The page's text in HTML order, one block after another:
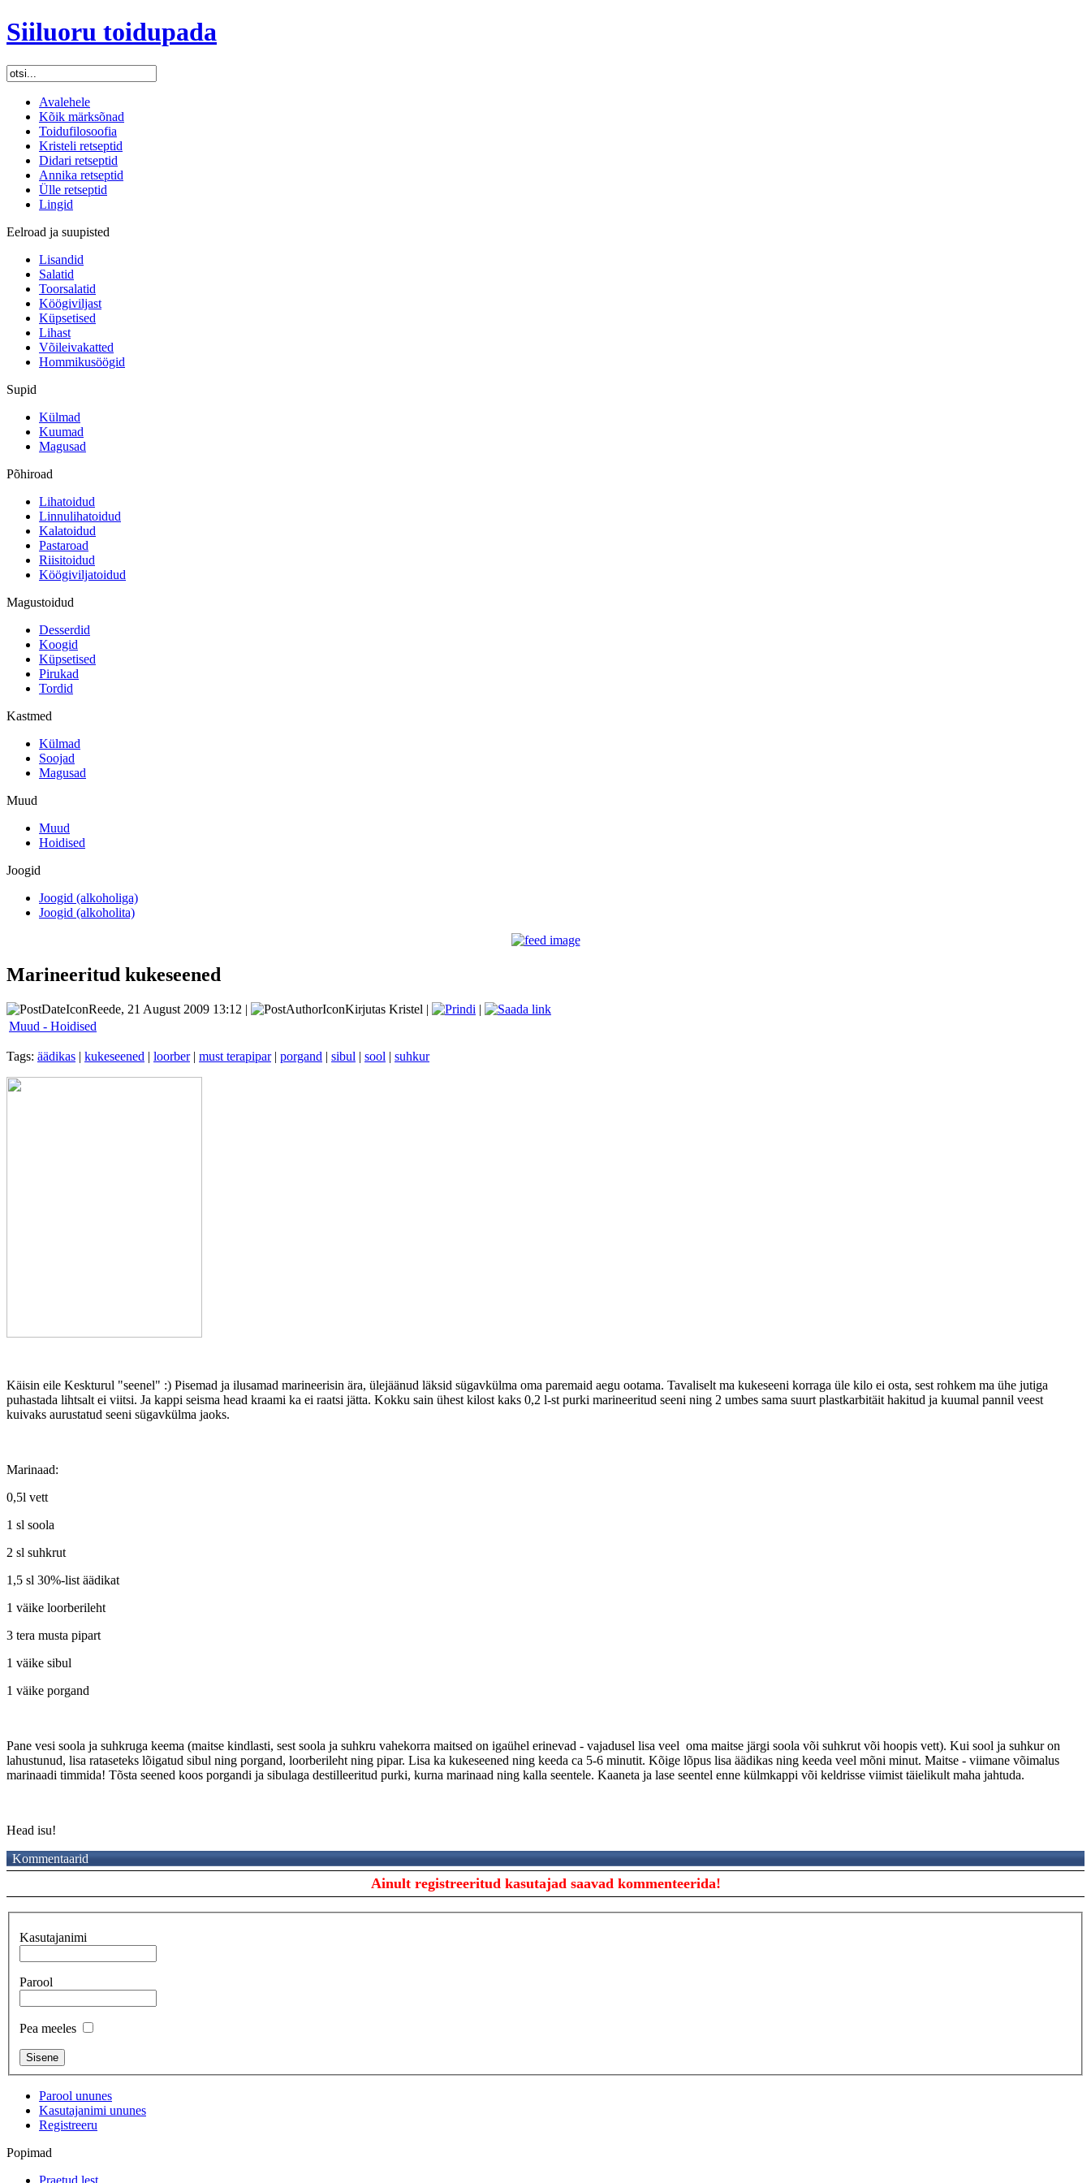
Siiluoru toidupada
Avalehele
Kõik märksõnad
Toidufilosoofia
Kristeli retseptid
Didari retseptid
Annika retseptid
Ülle retseptid
Lingid
Eelroad ja suupisted
Lisandid
Salatid
Toorsalatid
Köögiviljast
Küpsetised
Lihast
Võileivakatted
Hommikusöögid
Supid
Külmad
Kuumad
Magusad
Põhiroad
Lihatoidud
Linnulihatoidud
Kalatoidud
Pastaroad
Riisitoidud
Köögiviljatoidud
Magustoidud
Desserdid
Koogid
Küpsetised
Pirukad
Tordid
Kastmed
Külmad
Soojad
Magusad
Muud
Muud
Hoidised
Joogid
Joogid (alkoholiga)
Joogid (alkoholita)
Marineeritud kukeseened
Reede, 21 August 2009 13:12 | Kirjutas Kristel |
|
Muud - Hoidised
Tags: äädikas | kukeseened | loorber| must terapipar| porgand | sibul | sool | suhkur
Käisin eile Keskturul "seenel" :) Pisemad ja ilusamad marineerisin ära, ülejäänud läksid sügavkülma oma paremaid aegu ootama. Tavaliselt ma kukeseeni korraga üle kilo ei osta, sest rohkem ma ühe jutiga
puhastada lihtsalt ei viitsi. Ja kappi seisma head kraami ka ei raatsi jätta. Kokku sain ühest kilost kaks 0,2 l-st purki marineeritud seeni ning 2 umbes sama suurt plastkarbitäit hakitud ja kuumal pannil veest
kuivaks aurustatud seeni sügavkülma jaoks.
Marinaad:
0,5l vett
1 sl soola
2 sl suhkrut
1,5 sl 30%-list äädikat
1 väike loorberileht
3 tera musta pipart
1 väike sibul
1 väike porgand
Pane vesi soola ja suhkruga keema (maitse kindlasti, sest soola ja suhkru vahekorra maitsed on igaühel erinevad - vajadusel lisa veel oma maitse järgi soola või suhkrut või hoopis vett). Kui sool ja suhkur on
lahustunud, lisa rataseteks lõigatud sibul ning porgand, loorberileht ning pipar. Lisa ka kukeseened ning keeda ca 5-6 minutit. Kõige lõpus lisa äädikas ning keeda veel mõni minut. Maitse - viimane võimalus
marinaadi timmida! Tõsta seened koos porgandi ja sibulaga destilleeritud purki, kurna marinaad ning kalla seentele. Kaaneta ja lase seentel enne külmkappi või keldrisse viimist täielikult maha jahtuda.
Head isu!
Kommentaarid
Ainult registreeritud kasutajad saavad kommenteerida!
Kasutajanimi
Parool
Pea meeles
Parool ununes
Kasutajanimi ununes
Registreeru
Popimad